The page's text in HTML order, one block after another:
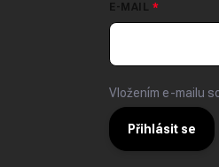
E-MAIL
Vložením e-mailu
Přihlásit se